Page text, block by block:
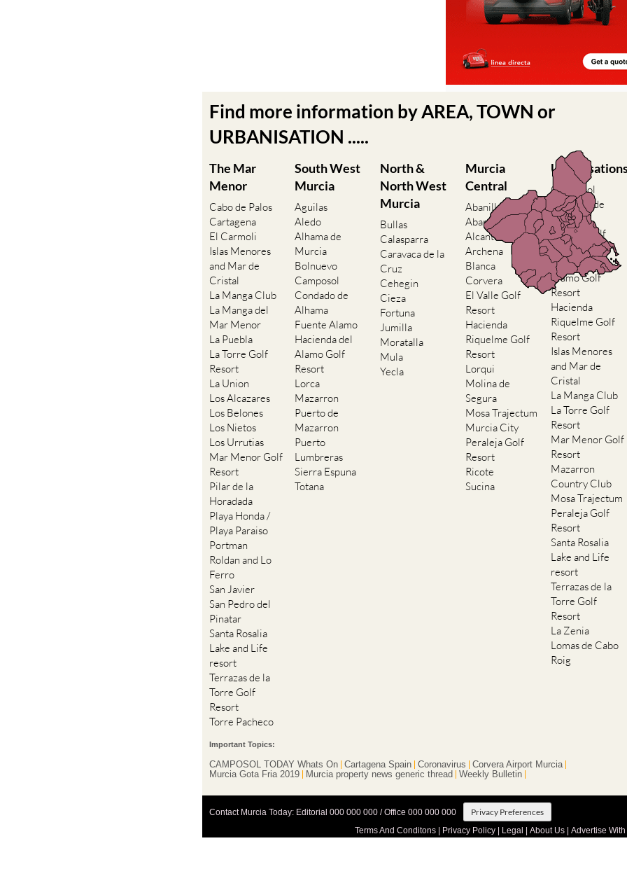
Find more information by AREA, TOWN or
URBANISATION .....
The Mar
Menor
Cabo de Palos
Cartagena
El Carmoli
Islas Menores
and Mar de
Cristal
La Manga Club
La Manga del
Mar Menor
La Puebla
La Torre Golf
Resort
La Union
Los Alcazares
Los Belones
Los Nietos
Los Urrutias
Mar Menor Golf
Resort
Pilar de la
Horadada
Playa Honda /
Playa Paraiso
Portman
Roldan and Lo
Ferro
San Javier
San Pedro del
Pinatar
Santa Rosalia
Lake and Life
resort
Terrazas de la
Torre Golf
Resort
Torre Pacheco
South West
Murcia
Aguilas
Aledo
Alhama de
Murcia
Bolnuevo
Camposol
Condado de
Alhama
Fuente Alamo
Hacienda del
Alamo Golf
Resort
Lorca
Mazarron
Puerto de
Mazarron
Puerto
Lumbreras
Sierra Espuna
Totana
North &
North West
Murcia
Bullas
Calasparra
Caravaca de la
Cruz
Cehegin
Cieza
Fortuna
Jumilla
Moratalla
Mula
Yecla
Murcia
Central
Abanilla
Abaran
Alcantarilla
Archena
Blanca
Corvera
El Valle Golf
Resort
Hacienda
Riquelme Golf
Resort
Lorqui
Molina de
Segura
Mosa Trajectum
Murcia City
Peraleja Golf
Resort
Ricote
Sucina
Camposol
Condado de
Alhama
El Valle Golf
Resort
Hacienda del
Alamo Golf
Resort
Hacienda
Riquelme Golf
Resort
Islas Menores
and Mar de
Cristal
La Manga Club
La Torre Golf
Resort
Mar Menor Golf
Resort
Mazarron
Country Club
Mosa Trajectum
Peraleja Golf
Resort
Santa Rosalia
Lake and Life
resort
Terrazas de la
Torre Golf
Resort
La Zenia
Lomas de Cabo
Roig
Important Topics:
CAMPOSOL TODAY Whats On Cartagena Spain Coronavirus
Corvera Airport Murcia
Murcia Gota Fria 2019
Murcia property news generic thread Weekly Bulletin
Contact Murcia Today: Editorial 000 000 000 / Office 000 000 000 Privacy Preferences
Terms And Conditons| Privacy Policy| Legal About Us| Advertise